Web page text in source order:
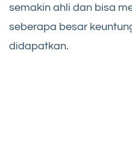
semakin ahli dan bisa
seberapa besar
didapatkan.